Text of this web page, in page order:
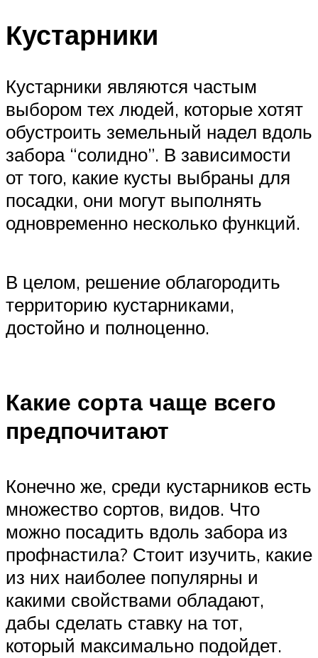
Кустарники
Кустарники являются частым
выбором тех людей, которые хотят
обустроить земельный надел вдоль
забора “солидно”. В зависимости
от того, какие кусты выбраны для
посадки, они могут выполнять
одновременно несколько функций.
В целом, решение облагородить
территорию кустарниками,
достойно и полноценно.
Какие сорта чаще всего
предпочитают
Конечно же, среди кустарников есть
множество сортов, видов. Что
можно посадить вдоль забора из
профнастила? Стоит изучить, какие
из них наиболее популярны и
какими свойствами обладают,
дабы сделать ставку на тот,
который максимально подойдет.